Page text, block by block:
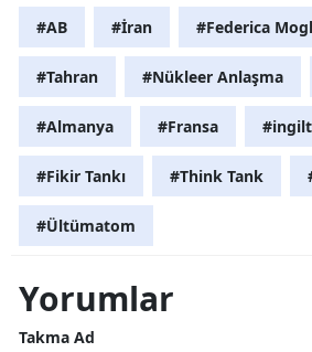
#AB #İran #Federica
#Tahran #Nükleer Anlaşma
#Almanya #Fransa
#Fikir Tankı #Think Tank
#Ültümatom
Yorumlar
Takma Ad